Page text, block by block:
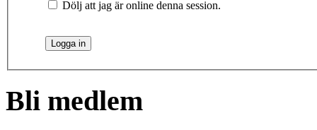
Dölj att jag är online denna session.
Bli medlem